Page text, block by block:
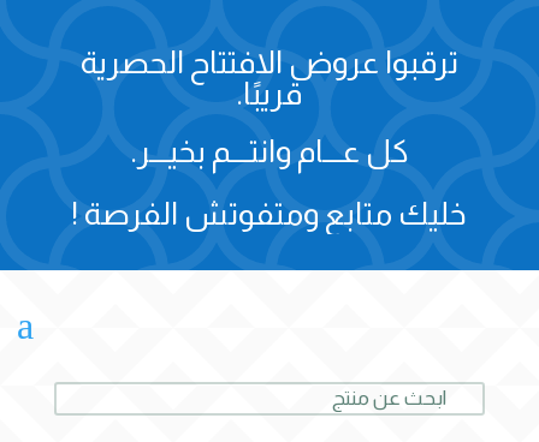
ترقبوا عروض الافتتاح الحصرية
قريبًا.
كل عـــام وانتـــم بخيـــر.
خليك متابع ومتفوتش الفرصة !
a